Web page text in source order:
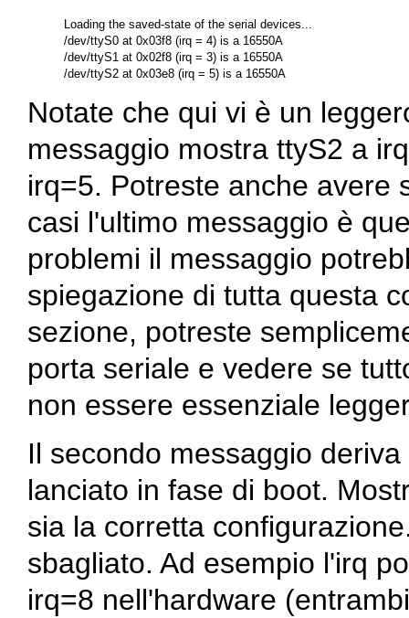
Loading the saved-state of the serial devices...
/dev/ttyS0 at 0x03f8 (irq = 4) is a 16550A
/dev/ttyS1 at 0x02f8 (irq = 3) is a 16550A
Notate che qui vi è un
messaggio mostra ttyS2 a
irq=5. Potreste anche avere
casi l'ultimo messaggio è
problemi il messaggio
spiegazione di tutta questa
sezione, potreste
porta seriale e vedere se
non essere essenziale
Il secondo messaggio
lanciato in fase di boot.
sia la corretta
sbagliato. Ad esempio l'irq
irq=8 nell'hardware